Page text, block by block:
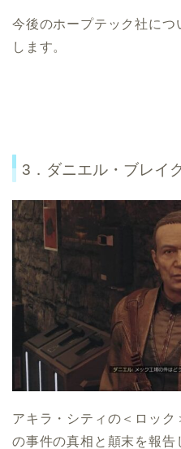
今後のホープテック社に
します。
3．ダニエル・ブレイ
アキラ・シティの＜ロック
の事件の真相と顛末を報告